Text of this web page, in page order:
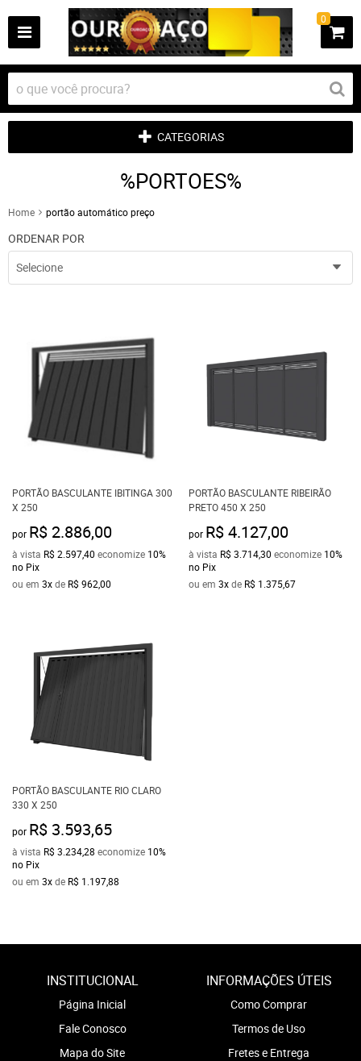
0
CATEGORIAS
%PORTOES%
Home portão automático preço
ORDENAR POR
Selecione
PORTÃO BASCULANTE IBITINGA 300
X 250
por R$ 2.886,00
à vista R$ 2.597,40 economize 10%
no Pix
ou em 3xde R$ 962,00
PORTÃO BASCULANTE RIBEIRÃO
PRETO 450 X 250
por R$ 4.127,00
à vista R$ 3.714,30 economize 10%
no Pix
ou em 3xde R$ 1.375,67
PORTÃO BASCULANTE RIO CLARO
330 X 250
por R$ 3.593,65
à vista R$ 3.234,28 economize 10%
no Pix
ou em 3xde R$ 1.197,88
INSTITUCIONAL
Página Inicial
Fale Conosco
Mapa do Site
INFORMAÇÕES ÚTEIS
Como Comprar
Termos de Uso
Fretes e Entrega